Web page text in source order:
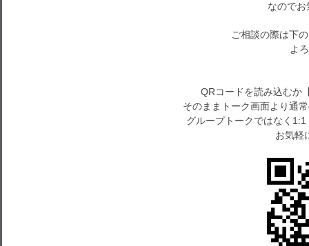
なので
ご相談の際は下
よ
QRコードを読み込むか
そのままトーク画面より通
グループトークではなく
お気軽